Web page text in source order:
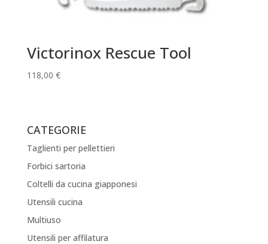
Victorinox Rescue Tool
118,00 €
CATEGORIE
Taglienti per pellettieri
Forbici sartoria
Coltelli da cucina giapponesi
Utensili cucina
Multiuso
Utensili per affilatura